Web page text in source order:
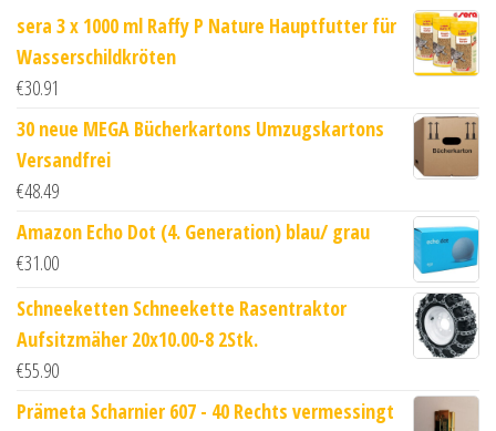
sera 3 x 1000 ml Raffy P Nature Hauptfutter für
Wasserschildkröten
€30.91
30 neue MEGA Bücherkartons Umzugskartons
Versandfrei
€48.49
Amazon Echo Dot (4. Generation) blau/ grau
€31.00
Schneeketten Schneekette Rasentraktor
Aufsitzmäher 20x10.00-8 2Stk.
€55.90
Prämeta Scharnier 607 - 40 Rechts vermessingt